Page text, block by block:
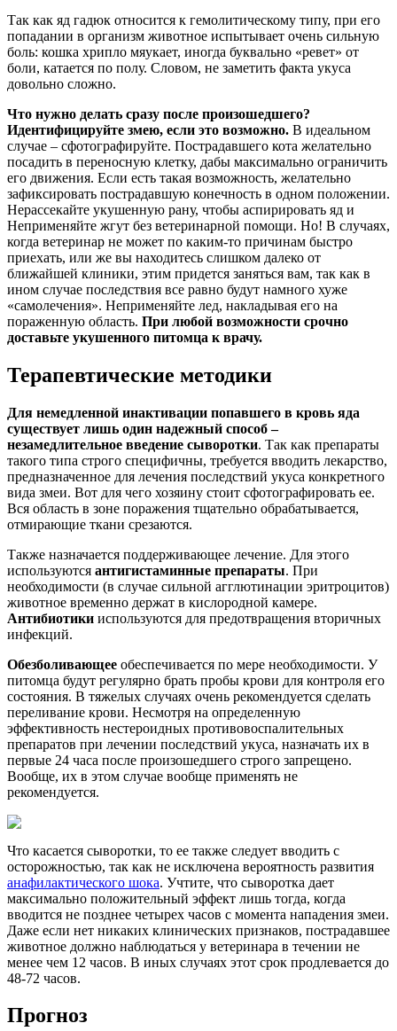
Так как яд гадюк относится к гемолитическому типу, при его
попадании в организм животное испытывает очень сильную
боль: кошка хрипло мяукает, иногда буквально «ревет» от
боли, катается по полу. Словом, не заметить факта укуса
довольно сложно.
Что нужно делать сразу после произошедшего?
Идентифицируйте змею, если это возможно. В идеальном
случае – сфотографируйте. Пострадавшего кота желательно
посадить в переносную клетку, дабы максимально ограничить
его движения. Если есть такая возможность, желательно
зафиксировать пострадавшую конечность в одном положении.
Нерассекайте укушенную рану, чтобы аспирировать яд и
Неприменяйте жгут без ветеринарной помощи. Но! В случаях,
когда ветеринар не может по каким-то причинам быстро
приехать, или же вы находитесь слишком далеко от
ближайшей клиники, этим придется заняться вам, так как в
ином случае последствия все равно будут намного хуже
«самолечения». Неприменяйте лед, накладывая его на
пораженную область. При любой возможности срочно
доставьте укушенного питомца к врачу.
Терапевтические методики
Для немедленной инактивации попавшего в кровь яда
существует лишь один надежный способ –
незамедлительное введение сыворотки. Так как препараты
такого типа строго специфичны, требуется вводить лекарство,
предназначенное для лечения последствий укуса конкретного
вида змеи. Вот для чего хозяину стоит сфотографировать ее.
Вся область в зоне поражения тщательно обрабатывается,
отмирающие ткани срезаются.
Также назначается поддерживающее лечение. Для этого
используются антигистаминные препараты. При
необходимости (в случае сильной агглютинации эритроцитов)
животное временно держат в кислородной камере.
Антибиотики используются для предотвращения вторичных
инфекций.
Обезболивающее обеспечивается по мере необходимости. У
питомца будут регулярно брать пробы крови для контроля его
состояния. В тяжелых случаях очень рекомендуется сделать
переливание крови. Несмотря на определенную
эффективность нестероидных противовоспалительных
препаратов при лечении последствий укуса, назначать их в
первые 24 часа после произошедшего строго запрещено.
Вообще, их в этом случае вообще применять не
рекомендуется.
Что касается сыворотки, то ее также следует вводить с
осторожностью, так как не исключена вероятность развития
анафилактического шока. Учтите, что сыворотка дает
максимально положительный эффект лишь тогда, когда
вводится не позднее четырех часов с момента нападения змеи.
Даже если нет никаких клинических признаков, пострадавшее
животное должно наблюдаться у ветеринара в течении не
менее чем 12 часов. В иных случаях этот срок продлевается до
48-72 часов.
Прогноз